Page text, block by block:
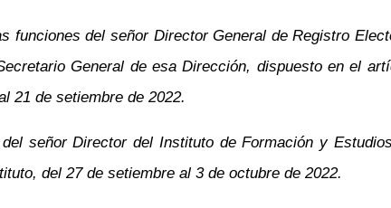
funciones del señor Director General de Registro
General de esa Dirección, dispuesto en el
21 de setiembre de 2022.
señor Director del Instituto de Formación y
del 27 de setiembre al 3 de octubre de 2022.